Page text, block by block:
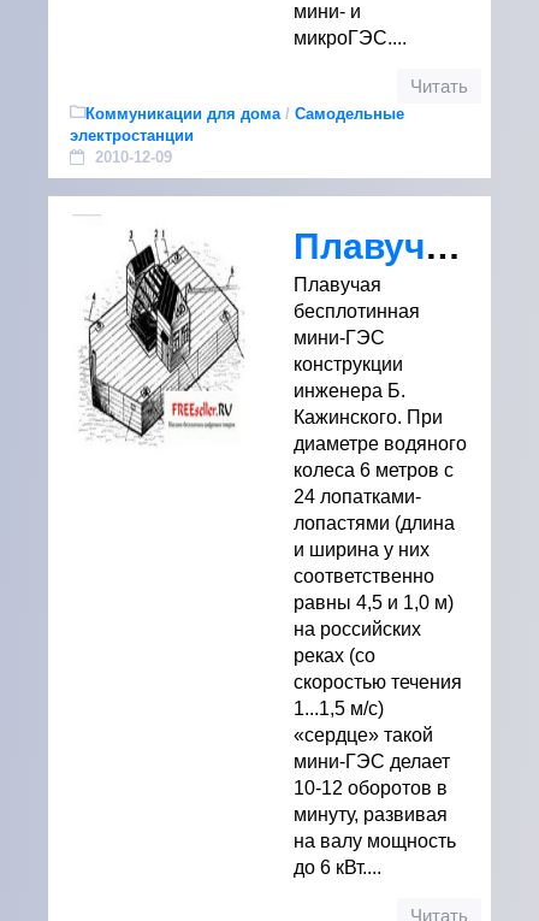
мини- и
микроГЭС....
Читать
Коммуникации для дома/ Самодельные
электростанции
2010-12-09
Плавучая бесплотинная мини ГЭС конструкции инженера Б. Кажинского
Плавучая
бесплотинная
мини-ГЭС
конструкции
инженера Б.
Кажинского. При
диаметре водяного
колеса 6 метров с
24 лопатками-
лопастями (длина
и ширина у них
соответственно
равны 4,5 и 1,0 м)
на российских
реках (со
скоростью течения
1...1,5 м/с)
«сердце» такой
мини-ГЭС делает
10-12 оборотов в
минуту, развивая
на валу мощность
до 6 кВт....
Читать